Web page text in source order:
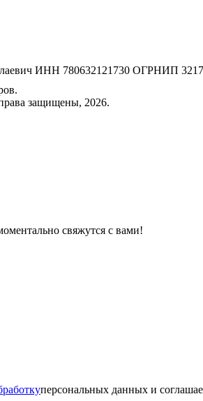
ИНН 780632121730 ОГРНИП
защищены, 2026.
свяжутся с вами!
персональных данных и